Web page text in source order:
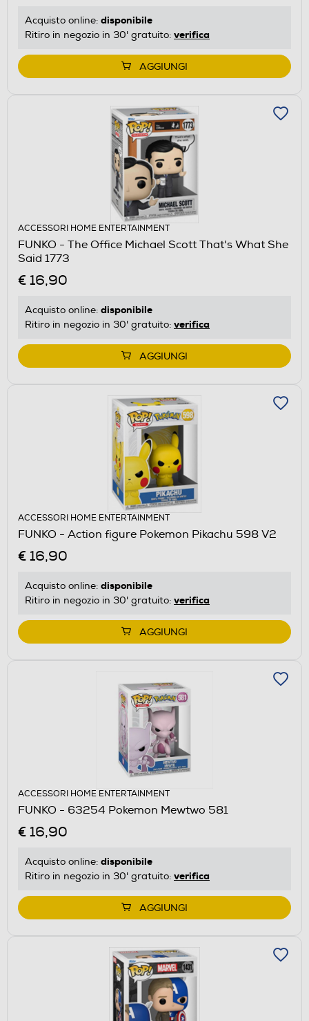
Acquisto online: disponibile
Ritiro in negozio in 30' gratuito: verifica
AGGIUNGI
ACCESSORI HOME ENTERTAINMENT
FUNKO - The Office Michael Scott That's What She
Said 1773
€ 16,90
Acquisto online: disponibile
Ritiro in negozio in 30' gratuito: verifica
AGGIUNGI
ACCESSORI HOME ENTERTAINMENT
FUNKO - Action figure Pokemon Pikachu 598 V2
€ 16,90
Acquisto online: disponibile
Ritiro in negozio in 30' gratuito: verifica
AGGIUNGI
ACCESSORI HOME ENTERTAINMENT
FUNKO - 63254 Pokemon Mewtwo 581
€ 16,90
Acquisto online: disponibile
Ritiro in negozio in 30' gratuito: verifica
AGGIUNGI